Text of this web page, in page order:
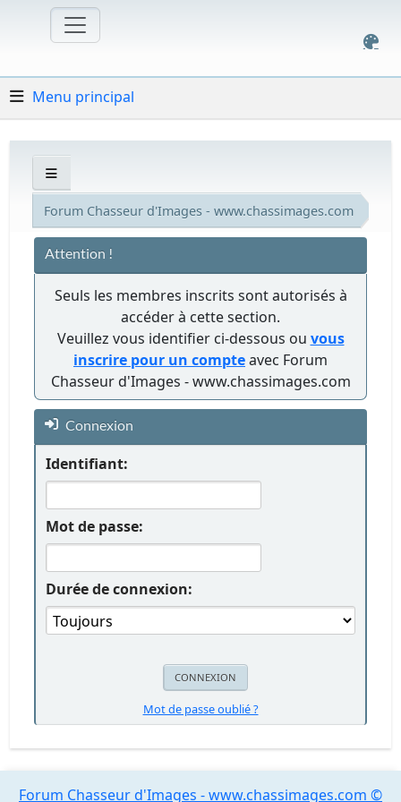
Menu principal
Forum Chasseur d'Images - www.chassimages.com
Attention !
Seuls les membres inscrits sont autorisés à
accéder à cette section.
Veuillez vous identifier ci-dessous ou vous
inscrire pour un compteavec Forum
Chasseur d'Images - www.chassimages.com
Connexion
Identifiant:
Mot de passe:
Durée de connexion:
Mot de passe oublié ?
Forum Chasseur d'Images - www.chassimages.com ©